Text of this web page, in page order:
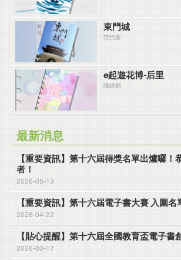
東門城
范怡萱
e起遊花博-后里
陳緯秜
最新消息
【重要資訊】第十六屆得獎名單出爐囉！
者！
2026-05-13
【重要資訊】第十六屆電子書大賽 入圍名
2026-04-22
【貼心提醒】第十六屆全國教育盃電子書
2026-03-17